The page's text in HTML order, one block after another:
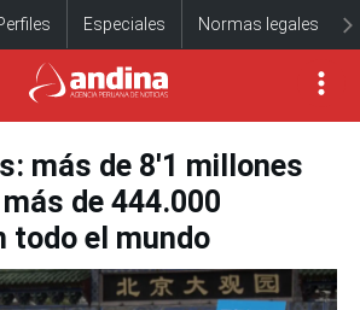
Especiales Normas legales
más de 8'1 millones
de 444.000
todo el mundo